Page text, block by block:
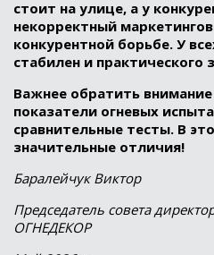
стоит на улице, а у
некорректный
конкурентной борьбе. У
стабилен и практического
Важнее обратить
показатели огневых
сравнительные тесты. В
значительные отличия!
Баралейчук Виктор
Председатель совета
ОГНЕДЕКОР